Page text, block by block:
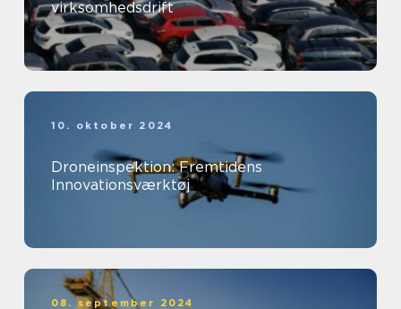
virksomhedsdrift
10. oktober 2024
Droneinspektion: Fremtidens
Innovationsværktøj
08. september 2024